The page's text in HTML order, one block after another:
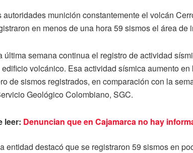
autoridades munición constantemente el volcán
en menos de una hora 59 sismos el área de
última semana continua el registro de actividad
edificio volcánico. Esa actividad sísmica aumento
de sismos registrados, en comparación con la
Geológico Colombiano, SGC.
leer: Denuncian que en Cajamarca no hay
entidad destacó que se registraron 59 sismos en